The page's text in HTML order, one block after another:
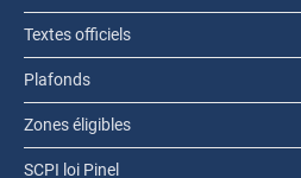
Textes officiels
Plafonds
Zones éligibles
SCPI loi Pinel